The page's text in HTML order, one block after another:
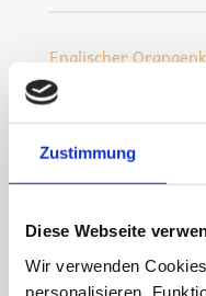
Zustimmung
Diese Webseite
Wir verwenden
personalisieren,
Englischer
Ein
Kuchen
schmack, der ganz
per­fekt als Des­sert.